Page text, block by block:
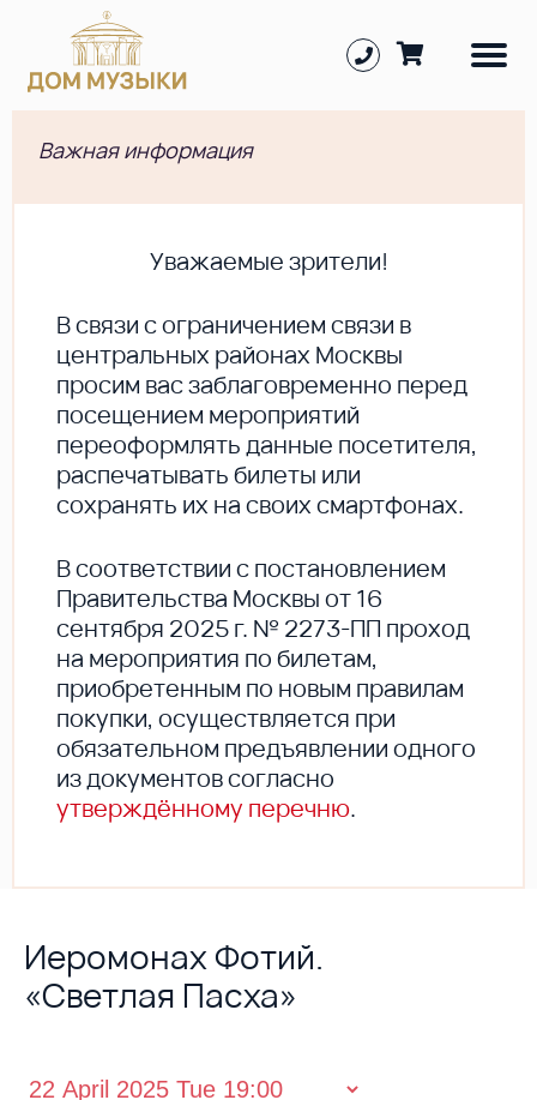
Важная информация
Уважаемые зрители!
В cвязи с ограничением связи в
центральных районах Москвы
просим вас заблаговременно перед
посещением мероприятий
переоформлять данные посетителя,
распечатывать билеты или
сохранять их на своих смартфонах.
В соответствии с постановлением
Правительства Москвы от 16
сентября 2025 г. № 2273-ПП проход
на мероприятия по билетам,
приобретенным по новым правилам
покупки, осуществляется при
обязательном предъявлении одного
из документов согласно
утверждённому перечню.
Иеромонах Фотий.
«Светлая Пасха»